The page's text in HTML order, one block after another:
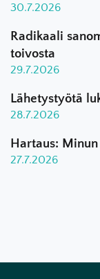
30.7.2026
Radikaali
toivosta
29.7.2026
Lähetystyötä
28.7.2026
Hartaus:
27.7.2026